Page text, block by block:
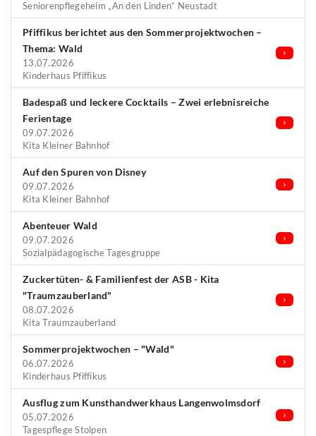
Seniorenpflegeheim „An den Linden“ Neustadt
Pfiffikus berichtet aus den Sommerprojektwochen –
Thema: Wald
13.07.2026
Kinderhaus Pfiffikus
Badespaß und leckere Cocktails – Zwei erlebnisreiche
Ferientage
09.07.2026
Kita Kleiner Bahnhof
Auf den Spuren von Disney
09.07.2026
Kita Kleiner Bahnhof
Abenteuer Wald
09.07.2026
Sozialpädagogische Tagesgruppe
Zuckertüten- & Familienfest der ASB - Kita
"Traumzauberland"
08.07.2026
Kita Traumzauberland
Sommerprojektwochen – "Wald"
06.07.2026
Kinderhaus Pfiffikus
Ausflug zum Kunsthandwerkhaus Langenwolmsdorf
05.07.2026
Tagespflege Stolpen